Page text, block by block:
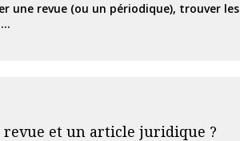
une revue (ou un périodique), trouver les
et un article juridique ?